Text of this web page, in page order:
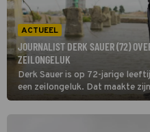
ACTUEEL
JOURNALIST DERK SAUER (72)
ZEILONGELUK
Derk Sauer is op 72-jarige
een zeilongeluk. Dat maakte